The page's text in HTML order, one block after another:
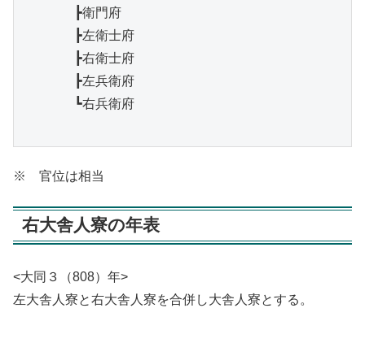
┣衛門府
┣左衛士府
┣右衛士府
┣左兵衛府
┗右兵衛府
※ 官位は相当
右大舎人寮の年表
<大同３（808）年>
左大舎人寮と右大舎人寮を合併し大舎人寮とする。